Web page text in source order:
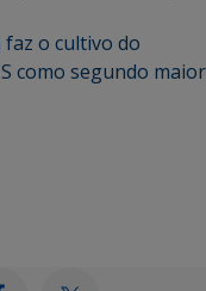
faz o cultivo do
como segundo maior